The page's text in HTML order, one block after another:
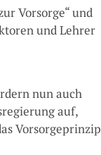
Vorsorge“ und
und Lehrer
nun auch
auf,
Vorsorgeprinzip